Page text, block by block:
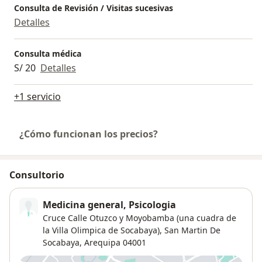
Consulta de Revisión / Visitas sucesivas
Detalles
Consulta médica
S/ 20 Detalles
+1 servicio
¿Cómo funcionan los precios?
Consultorio
Medicina general, Psicologia
Cruce Calle Otuzco y Moyobamba (una cuadra de
la Villa Olimpica de Socabaya), San Martin De
Socabaya, Arequipa 04001